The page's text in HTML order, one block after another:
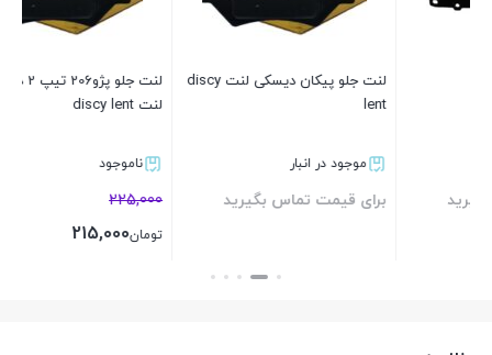
لنت جلو پیکان دیسکی لنت discy
موجود در انبار
برای قیمت تماس بگیرید
لنت جلو پژو206 تیپ 2 دیسکی
225,000
215,000